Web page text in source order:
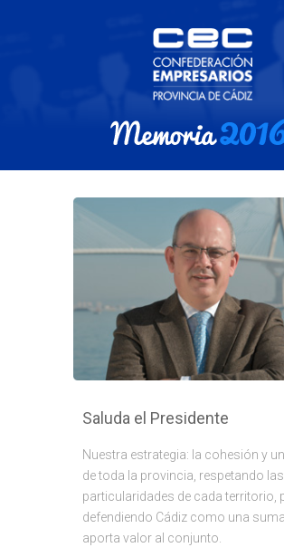
Saluda el Presidente
Nuestra estrategia: la cohesión y
de toda la provincia, respetando las
particularidades de cada territorio,
defendiendo Cádiz como una
aporta valor al conjunto.